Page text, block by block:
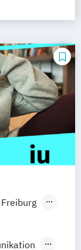
Freiburg